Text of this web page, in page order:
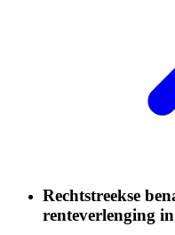
Rechtstreekse
renteverlenging